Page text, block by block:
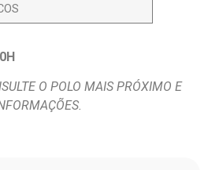
O POLO MAIS PRÓXIMO E